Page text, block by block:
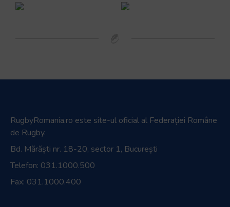
RugbyRomania.ro este site-ul oficial al Federației Române
de Rugby.
Bd. Mărăști nr. 18-20, sector 1, București
Telefon: 031.1000.500
Fax: 031.1000.400